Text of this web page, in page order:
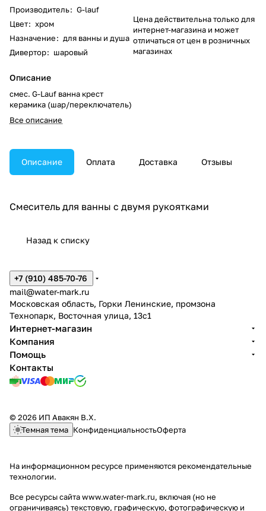
Производитель: G-lauf
Цвет: хром
Назначение: для ванны и душа
Дивертор: шаровый
Описание
смес. G-Lauf ванна крест
керамика (шар/переключатель)
Все описание
Цена действительна только для
интернет-магазина и может
отличаться от цен в розничных
магазинах
Описание Оплата Доставка Отзывы
Смеситель для ванны с двумя рукоятками
Назад к списку
+7 (910) 485-70-76
mail@water-mark.ru
Московская область, Горки Ленинские, промзона
Технопарк, Восточная улица, 13с1
Интернет-магазин
Компания
Помощь
Контакты
© 2026 ИП Авакян В.Х.
Темная тема КонфиденциальностьОферта
На информационном ресурсе применяются рекомендательные
технологии.
Все ресурсы сайта www.water-mark.ru, включая (но не
ограничиваясь) текстовую, графическую, фотографическую и